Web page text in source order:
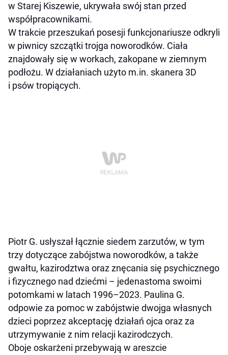
w Starej Kiszewie, ukrywała swój stan przed
współpracownikami.
W trakcie przeszukań posesji funkcjonariusze odkryli
w piwnicy szczątki trojga noworodków. Ciała
znajdowały się w workach, zakopane w ziemnym
podłożu. W działaniach użyto m.in. skanera 3D
i psów tropiących.
Piotr G. usłyszał łącznie siedem zarzutów, w tym
trzy dotyczące zabójstwa noworodków, a także
gwałtu, kazirodztwa oraz znęcania się psychicznego
i fizycznego nad dziećmi – jedenastoma swoimi
potomkami w latach 1996–2023. Paulina G.
odpowie za pomoc w zabójstwie dwojga własnych
dzieci poprzez akceptację działań ojca oraz za
utrzymywanie z nim relacji kazirodczych.
Oboje oskarżeni przebywają w areszcie